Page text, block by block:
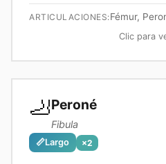
ARTICULACIONES:Fémur,
Clic para
🦶Peroné
Fibula
📏Largo ×2